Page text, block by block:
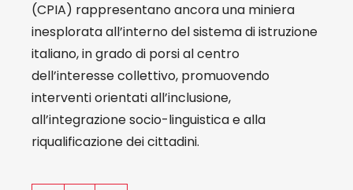
(CPIA) rappresentano ancora una miniera
inesplorata all’interno del sistema di istruzione
italiano, in grado di porsi al centro
dell’interesse collettivo, promuovendo
interventi orientati all’inclusione,
all’integrazione socio-linguistica e alla
riqualificazione dei cittadini.